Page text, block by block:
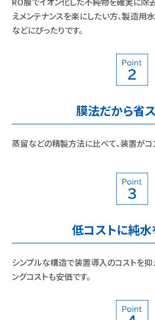
えメンテナンスを楽にしたい方、製造用
などにぴったりです。
膜法だから省
蒸留などの精製方法に比べて、装置がコ
低コストに純水
シンプルな構造で装置導入のコストを抑
ングコストも安価です。